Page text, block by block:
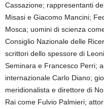
Cassazione; rappresentanti
Misasi e Giacomo Mancini;
Mosca; uomini di scienza
Consiglio Nazionale delle
scrittori dello spessore di
Seminara e Francesco Perri;
internazionale Carlo Diano;
meridionalista e direttore di
Rai come Fulvio Palmieri;